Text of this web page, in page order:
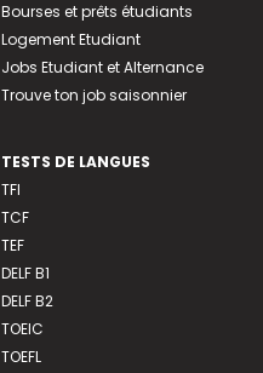
Bourses et prêts étudiants
Logement Etudiant
Jobs Etudiant et Alternance
Trouve ton job saisonnier
TESTS DE LANGUES
TFI
TCF
TEF
DELF B1
DELF B2
TOEIC
TOEFL